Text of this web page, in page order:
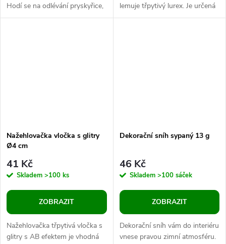
Hodí se na odlévání pryskyřice,
UV pryskyřice, sádry, mýdlové
lemuje třpytivý lurex. Je určená
k dekoračním účelům. Použití:
Nažehlovačka vločka s glitry
Ø4 cm
41 Kč
Skladem >100 ks
ZOBRAZIT
Nažehlovačka třpytivá vločka s
glitry s AB efektem je vhodná
Dekorační sníh sypaný 13 g
46 Kč
Skladem >100 sáček
ZOBRAZIT
Dekorační sníh vám do interiéru
vnese pravou zimní atmosféru.